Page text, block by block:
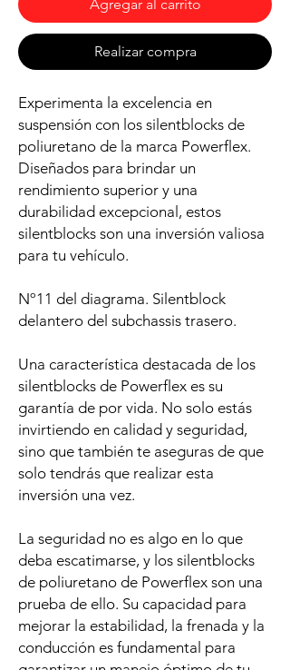
Agregar al carrito
Realizar compra
Experimenta la excelencia en
suspensión con los silentblocks de
poliuretano de la marca Powerflex.
Diseñados para brindar un
rendimiento superior y una
durabilidad excepcional, estos
silentblocks son una inversión valiosa
para tu vehículo.
Nº11 del diagrama. Silentblock
delantero del subchassis trasero.
Una característica destacada de los
silentblocks de Powerflex es su
garantía de por vida. No solo estás
invirtiendo en calidad y seguridad,
sino que también te aseguras de que
solo tendrás que realizar esta
inversión una vez.
La seguridad no es algo en lo que
deba escatimarse, y los silentblocks
de poliuretano de Powerflex son una
prueba de ello. Su capacidad para
mejorar la estabilidad, la frenada y la
conducción es fundamental para